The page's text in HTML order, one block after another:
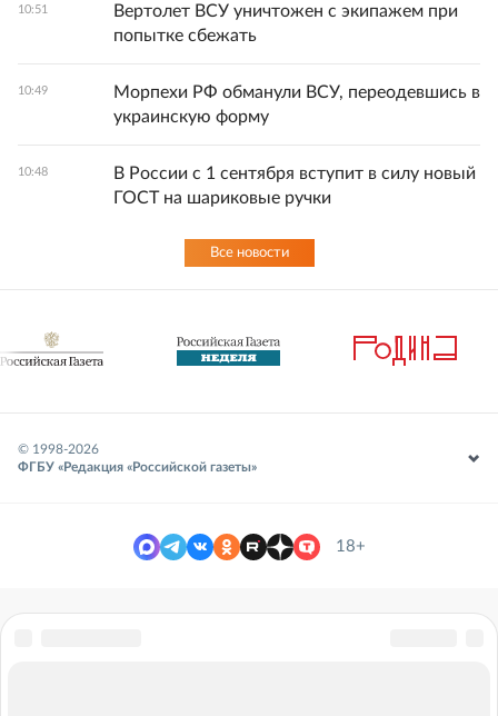
10:51
Вертолет ВСУ уничтожен с экипажем при
попытке сбежать
10:49
Морпехи РФ обманули ВСУ, переодевшись в
украинскую форму
10:48
В России с 1 сентября вступит в силу новый
ГОСТ на шариковые ручки
Все новости
© 1998-2026
ФГБУ «Редакция «Российской газеты»
18+